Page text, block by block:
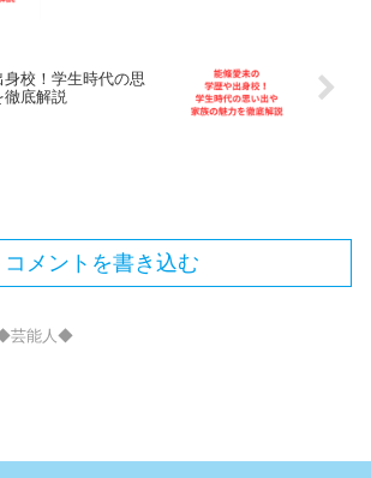
校！学生時代の思
徹底解説
コメントを書き込む
芸能人◆